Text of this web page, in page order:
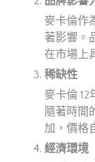
麥卡倫作
著影響。
在市場上
稀缺性
麥卡倫
隨著時間
加，價格
經濟環境